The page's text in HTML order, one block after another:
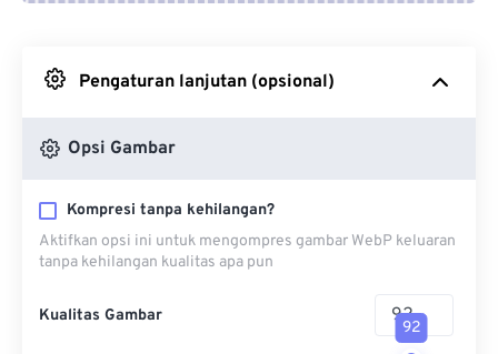
Dari Url
Pengaturan lanjutan (opsional)
Opsi Gambar
Kompresi tanpa kehilangan?
Aktifkan opsi ini untuk mengompres gambar WebP keluaran
tanpa kehilangan kualitas apa pun
Kualitas Gambar
92